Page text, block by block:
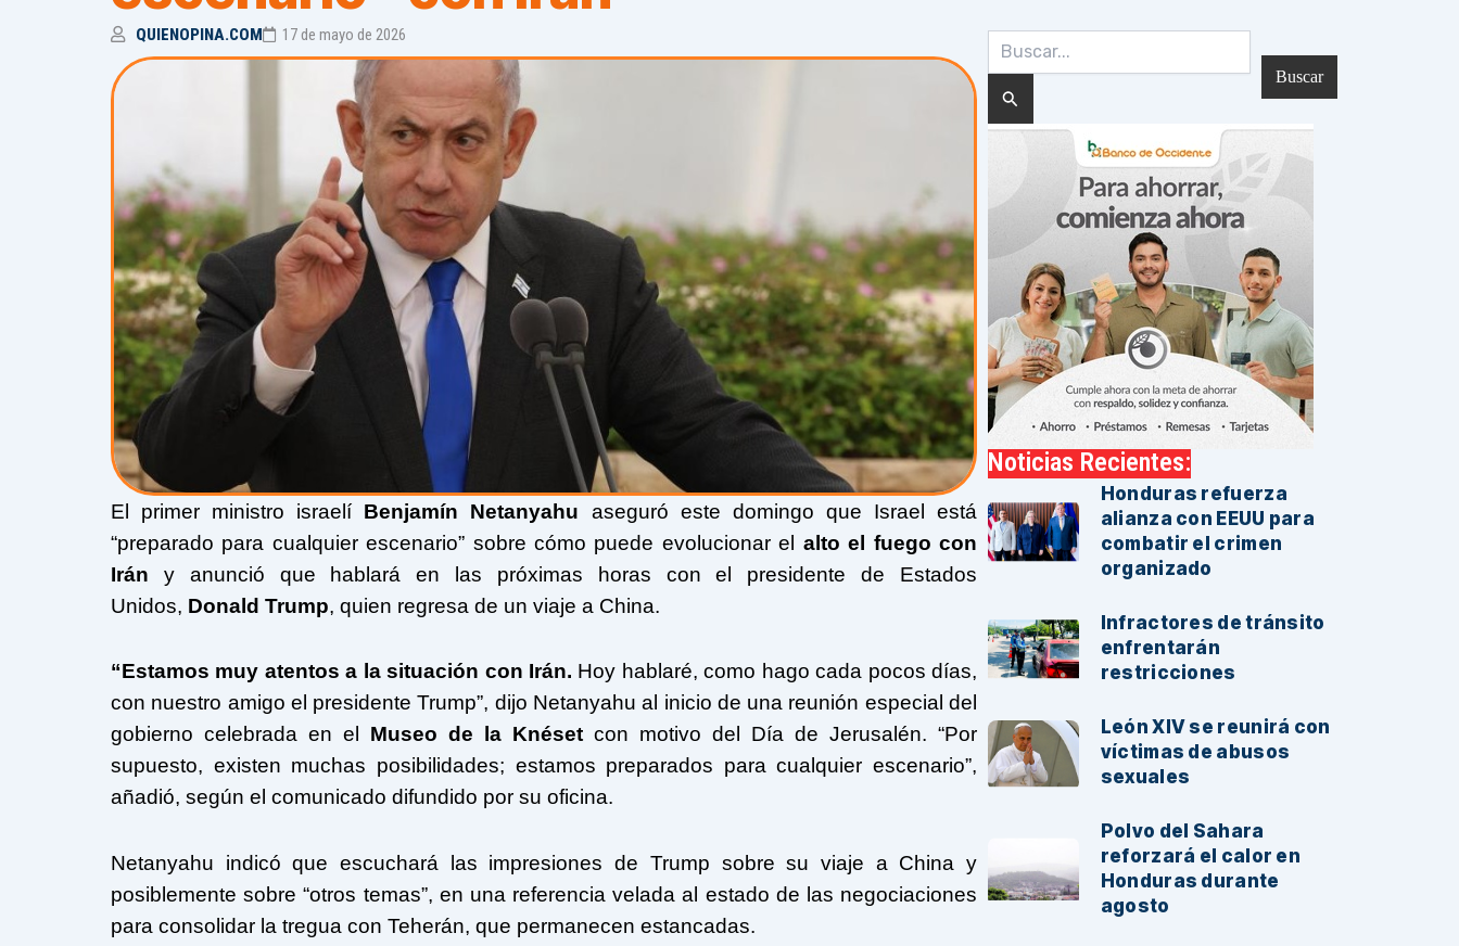
QUIENOPINA.COM 17 de mayo de 2026
El primer ministro israelí Benjamín Netanyahu aseguró este domingo que Israel está
“preparado para cualquier escenario” sobre cómo puede evolucionar el alto el fuego con
Irán y anunció que hablará en las próximas horas con el presidente de Estados
Unidos, Donald Trump, quien regresa de un viaje a China.
“Estamos muy atentos a la situación con Irán. Hoy hablaré, como hago cada pocos días,
con nuestro amigo el presidente Trump”, dijo Netanyahu al inicio de una reunión especial del
gobierno celebrada en el Museo de la Knéset con motivo del Día de Jerusalén. “Por
supuesto, existen muchas posibilidades; estamos preparados para cualquier escenario”,
añadió, según el comunicado difundido por su oficina.
Netanyahu indicó que escuchará las impresiones de Trump sobre su viaje a China y
posiblemente sobre “otros temas”, en una referencia velada al estado de las negociaciones
para consolidar la tregua con Teherán, que permanecen estancadas.
por:
Noticias Recientes:
Honduras refuerza
alianza con EEUU para
combatir el crimen
organizado
Infractores de tránsito
enfrentarán
restricciones
León XIV se reunirá con
víctimas de abusos
sexuales
Polvo del Sahara
reforzará el calor en
Honduras durante
agosto